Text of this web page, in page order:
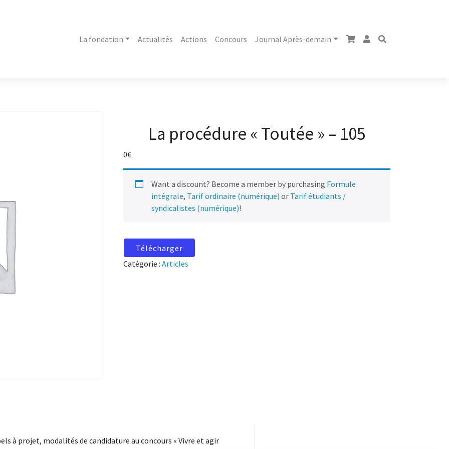
La fondation Actualités Actions Concours Journal Après-demain
La procédure « Toutée » – 105
0€
Want a discount? Become a member by purchasing Formule
intégrale, Tarif ordinaire (numérique) or Tarif étudiants /
syndicalistes (numérique)!
Télécharger
Catégorie :Articles
à projet, modalités de candidature au concours « Vivre et agir